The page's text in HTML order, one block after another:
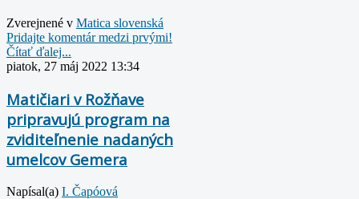
Zverejnené v Matica slovenská
Pridajte komentár medzi prvými!
Čítať ďalej...
piatok, 27 máj 2022 13:34
Matičiari v Rožňave
pripravujú program na
zviditeľnenie nadaných
umelcov Gemera
Napísal(a) I. Čapóová